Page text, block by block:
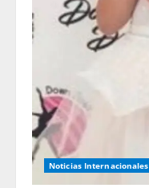
Noticias Internacionales